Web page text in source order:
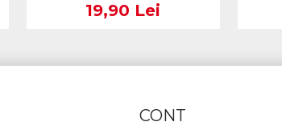
19,90 Lei
CONT